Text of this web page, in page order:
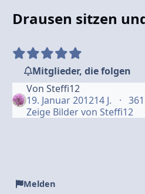
Drausen sitzen
Mitglieder, die folgen
Von Steffi12
19. Januar 201214 J.
Zeige Bilder von Steffi12
Melden